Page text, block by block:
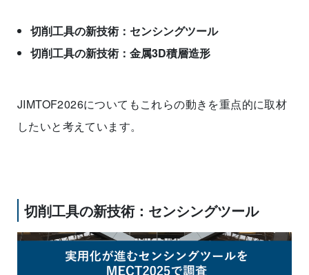
切削工具の新技術：センシングツール
切削工具の新技術：金属3D積層造形
JIMTOF2026についてもこれらの動きを重点的に取材
したいと考えています。
切削工具の新技術：センシングツール